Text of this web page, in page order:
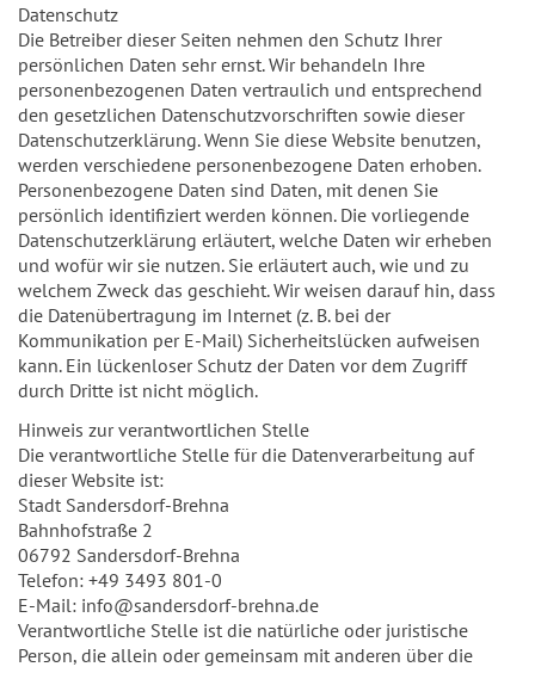
Datenschutz
Die Betreiber dieser Seiten nehmen den Schutz Ihrer
persönlichen Daten sehr ernst. Wir behandeln Ihre
personenbezogenen Daten vertraulich und entsprechend
den gesetzlichen Datenschutzvorschriften sowie dieser
Datenschutzerklärung. Wenn Sie diese Website benutzen,
werden verschiedene personenbezogene Daten erhoben.
Personenbezogene Daten sind Daten, mit denen Sie
persönlich identifiziert werden können. Die vorliegende
Datenschutzerklärung erläutert, welche Daten wir erheben
und wofür wir sie nutzen. Sie erläutert auch, wie und zu
welchem Zweck das geschieht. Wir weisen darauf hin, dass
die Datenübertragung im Internet (z. B. bei der
Kommunikation per E-Mail) Sicherheitslücken aufweisen
kann. Ein lückenloser Schutz der Daten vor dem Zugriff
durch Dritte ist nicht möglich.
Hinweis zur verantwortlichen Stelle
Die verantwortliche Stelle für die Datenverarbeitung auf
dieser Website ist:
Stadt Sandersdorf-Brehna
Bahnhofstraße 2
06792 Sandersdorf-Brehna
Telefon: +49 3493 801-0
E-Mail: info@sandersdorf-brehna.de
Verantwortliche Stelle ist die natürliche oder juristische
Person, die allein oder gemeinsam mit anderen über die